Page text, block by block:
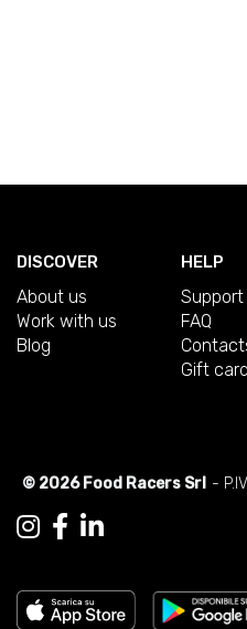
DISCOVER
About us
Work with us
Blog
HELP
Support
FAQ
Gift card
© 2026 Food Racers Srl -